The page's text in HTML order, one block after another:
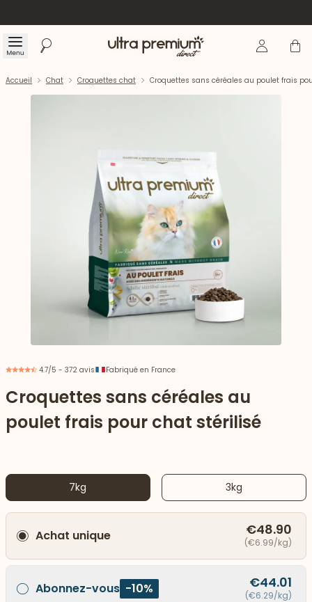
Menu Rechercher Accueil Se Panier
vers le bas
Accueil Chat Croquettes chat Croquettes sans céréales au poulet frais
4.7/5 - 372 avis Fabriqué en France
Croquettes sans céréales au
poulet frais pour chat stérilisé
7kg 3kg
Achat unique €48.90
(€6.99/kg)
Abonnez-vous -10% €44.01
(€6.29/kg)